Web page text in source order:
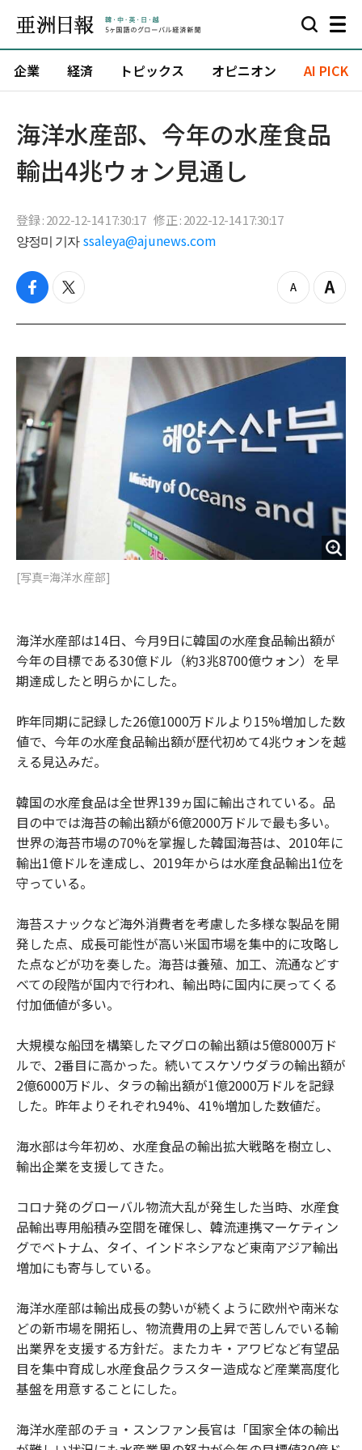
企業 経済 トピックス オピニオン AI PICK
海洋水産部、今年の水産食品
輸出4兆ウォン見通し
登録 : 2022-12-14 17:30:17 修正 : 2022-12-14 17:30:17
양정미 기자 ssaleya@ajunews.com
f
c
b
o
t
i
t
e
r
z
o
o
Z
o
i
[写真=海洋水産部]
海洋水産部は14日、今月9日に韓国の水産食品輸出額が
今年の目標である30億ドル（約3兆8700億ウォン）を早
期達成したと明らかにした。
昨年同期に記録した26億1000万ドルより15%増加した数
値で、今年の水産食品輸出額が歴代初めて4兆ウォンを越
える見込みだ。
韓国の水産食品は全世界139ヵ国に輸出されている。品
目の中では海苔の輸出額が6億2000万ドルで最も多い。
世界の海苔市場の70%を掌握した韓国海苔は、2010年に
輸出1億ドルを達成し、2019年からは水産食品輸出1位を
守っている。
海苔スナックなど海外消費者を考慮した多様な製品を開
発した点、成長可能性が高い米国市場を集中的に攻略し
た点などが功を奏した。海苔は養殖、加工、流通などす
べての段階が国内で行われ、輸出時に国内に戻ってくる
付加価値が多い。
大規模な船団を構築したマグロの輸出額は5億8000万ド
ルで、2番目に高かった。続いてスケソウダラの輸出額が
2億6000万ドル、タラの輸出額が1億2000万ドルを記録
した。昨年よりそれぞれ94%、41%増加した数値だ。
海水部は今年初め、水産食品の輸出拡大戦略を樹立し、
輸出企業を支援してきた。
コロナ発のグローバル物流大乱が発生した当時、水産食
品輸出専用船積み空間を確保し、韓流連携マーケティン
グでベトナム、タイ、インドネシアなど東南アジア輸出
増加にも寄与している。
海洋水産部は輸出成長の勢いが続くように欧州や南米な
どの新市場を開拓し、物流費用の上昇で苦しんでいる輸
出業界を支援する方針だ。またカキ・アワビなど有望品
目を集中育成し水産食品クラスター造成など産業高度化
基盤を用意することにした。
海洋水産部のチョ・スンファン長官は「国家全体の輸出